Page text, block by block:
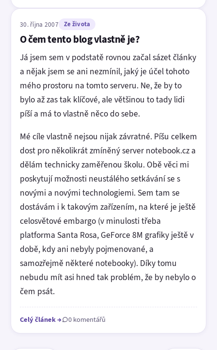
30. října 2007 Ze života
O čem tento blog vlastně je?
Já jsem sem v podstatě rovnou začal sázet články
a nějak jsem se ani nezmínil, jaký je účel tohoto
mého prostoru na tomto serveru. Ne, že by to
bylo až zas tak klíčové, ale většinou to tady lidi
píší a má to vlastně něco do sebe.
Mé cíle vlastně nejsou nijak závratné. Píšu celkem
dost pro několikrát zmíněný server notebook.cz a
dělám technicky zaměřenou školu. Obě věci mi
poskytují možnosti neustálého setkávání se s
novými a novými technologiemi. Sem tam se
dostávám i k takovým zařízením, na které je ještě
celosvětové embargo (v minulosti třeba
platforma Santa Rosa, GeForce 8M grafiky ještě v
době, kdy ani nebyly pojmenované, a
samozřejmě některé notebooky). Díky tomu
nebudu mít asi hned tak problém, že by nebylo o
čem psát.
Celý článek→ 0 komentářů